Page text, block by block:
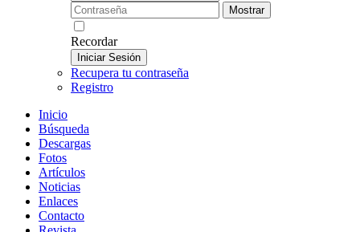
Mostrar
Recordar
Iniciar Sesión
Recupera tu contraseña
Registro
Inicio
Búsqueda
Descargas
Fotos
Artículos
Noticias
Enlaces
Contacto